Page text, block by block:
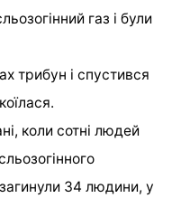
газ і були
трибун і спустився
коли сотні людей
загинули 34 людини, у